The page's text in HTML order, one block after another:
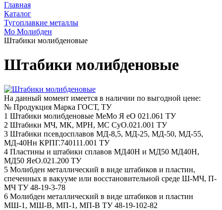
Главная
Каталог
Тугоплавкие металлы
Mo Молибден
Штабики молибденовые
Штабики молибденовые
На данный момент имеется в наличии по выгодной цене:
№ Продукция Марка ГОСТ, ТУ
1 Штабики молибденовые МеМо Я еО 021.061 ТУ
2 Штабики МЧ, МК, МРН, МС СуО.021.001 ТУ
3 Штабики псевдосплавов МД-8,5, МД-25, МД-50, МД-55,
МД-40Нн КРПГ.740111.001 ТУ
4 Пластины и штабики сплавов МД40Н и МД50 МД40Н,
МД50 ЯеО.021.200 ТУ
5 Молибден металлический в виде штабиков и пластин,
спеченных в вакууме или восстановительной среде Ш-МЧ, П-
МЧ ТУ 48-19-3-78
6 Молибден металлический в виде штабиков и пластин
МШ-1, МШ-В, МП-1, МП-В ТУ 48-19-102-82